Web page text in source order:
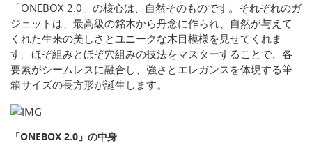
「ONEBOX 2.0」の核心は、自然そのものです。それぞれのガ
ジェットは、最高級の銘木から丹念に作られ、自然が与えて
くれた生来の美しさとユニークな木目模様を見せてくれま
す。ほぞ組みとほぞ穴組みの技法をマスターすることで、各
要素がシームレスに融合し、強さとエレガンスを体現する筆
箱サイズの長方形が誕生します。
「ONEBOX 2.0」の中身